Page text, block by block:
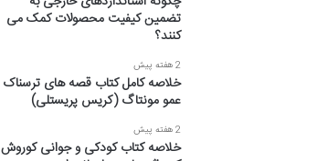
تضمین کیفیت محصولات کمک می
کنند؟
2 هفته پیش
خلاصه کامل کتاب قصه های ترسناک
عمو مونتاگ (کریس پریستلی)
2 هفته پیش
خلاصه کتاب کودکی و جوانی کوروش